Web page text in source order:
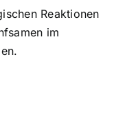
Reaktionen
im